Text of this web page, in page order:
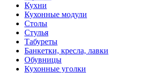
Кухни
Кухонные модули
Столы
Стулья
Табуреты
Банкетки, кресла, лавки
Обувницы
Кухонные уголки